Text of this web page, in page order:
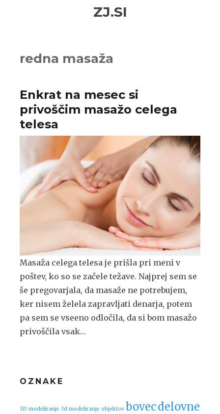
ZJ.SI
redna masaža
Enkrat na mesec si
privoščim masažo celega
telesa
Masaža celega telesa je prišla pri meni v
poštev, ko so se začele težave. Najprej sem se
še pregovarjala, da masaže ne potrebujem,
ker nisem želela zapravljati denarja, potem
pa sem se vseeno odločila, da si bom masažo
privoščila vsak…
OZNAKE
3D modeliranje 3d modeliranje objektov bovecdelovne